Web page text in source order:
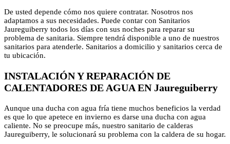
De usted depende cómo nos quiere contratar. Nosotros nos
adaptamos a sus necesidades. Puede contar con Sanitarios
Jaureguiberry todos los días con sus noches para reparar su
problema de sanitaria. Siempre tendrá disponible a uno de nuestros
sanitarios para atenderle. Sanitarios a domicilio y sanitarios cerca de
tu ubicación.
INSTALACIÓN Y REPARACIÓN DE
CALENTADORES DE AGUA EN Jaureguiberry
Aunque una ducha con agua fría tiene muchos beneficios la verdad
es que lo que apetece en invierno es darse una ducha con agua
caliente. No se preocupe más, nuestro sanitario de calderas
Jaureguiberry, le solucionará su problema con la caldera de su hogar.